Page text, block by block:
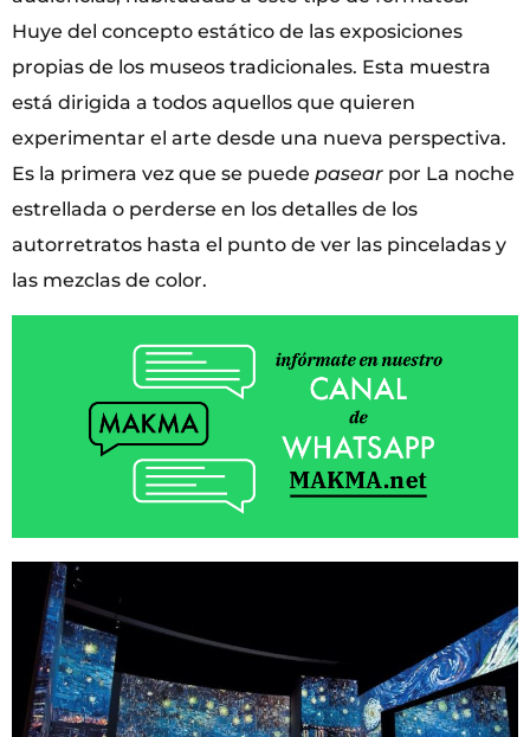
Huye del concepto estático de las exposiciones
propias de los museos tradicionales. Esta muestra
está dirigida a todos aquellos que quieren
experimentar el arte desde una nueva perspectiva.
Es la primera vez que se puede pasear por La noche
estrellada o perderse en los detalles de los
autorretratos hasta el punto de ver las pinceladas y
las mezclas de color.